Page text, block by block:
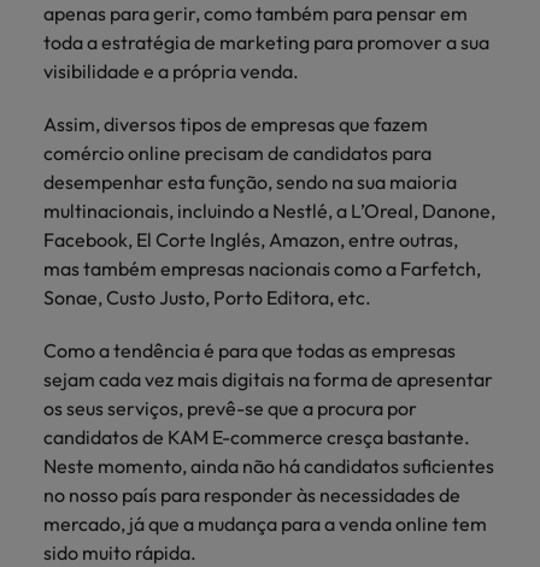
apenas para gerir, como também para pensar em
toda a estratégia de marketing para promover a sua
visibilidade e a própria venda.
Assim, diversos tipos de empresas que fazem
comércio online precisam de candidatos para
desempenhar esta função, sendo na sua maioria
multinacionais, incluindo a Nestlé, a L’Oreal, Danone,
Facebook, El Corte Inglés, Amazon, entre outras,
mas também empresas nacionais como a Farfetch,
Sonae, Custo Justo, Porto Editora, etc.
Como a tendência é para que todas as empresas
sejam cada vez mais digitais na forma de apresentar
os seus serviços, prevê-se que a procura por
candidatos de KAM E-commerce cresça bastante.
Neste momento, ainda não há candidatos suficientes
no nosso país para responder às necessidades de
mercado, já que a mudança para a venda online tem
sido muito rápida.